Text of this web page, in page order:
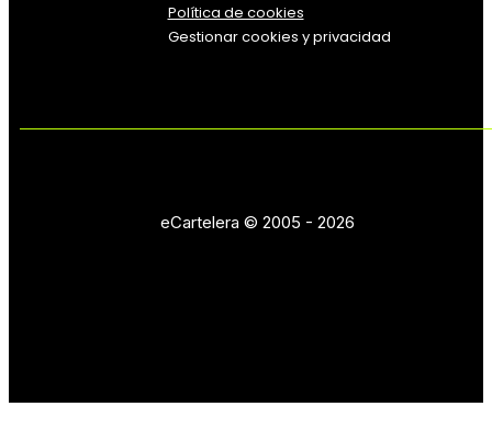
Política de cookies
Gestionar cookies y privacidad
eCartelera © 2005 - 2026